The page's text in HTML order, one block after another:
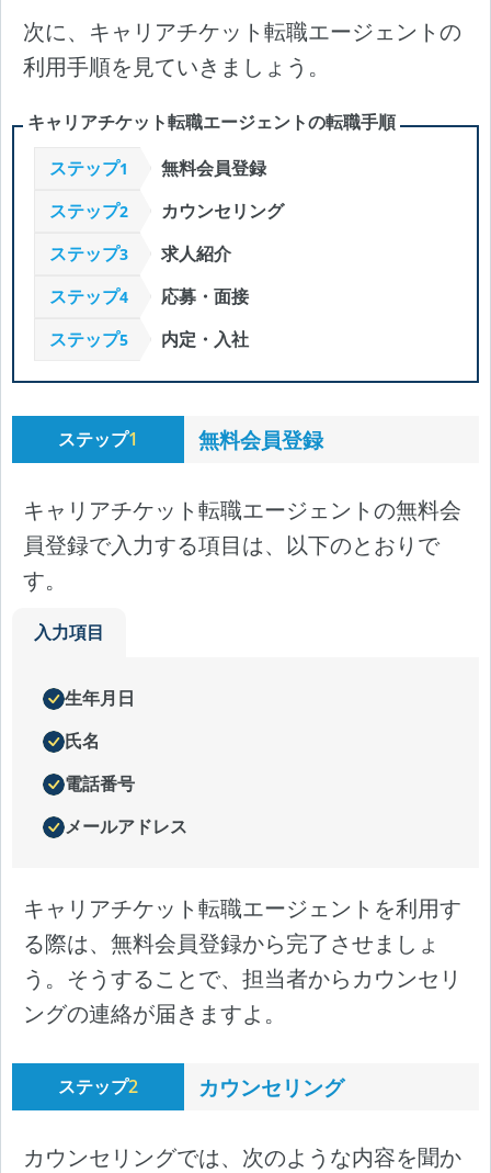
次に、キャリアチケット転職エージェントの
利用手順を見ていきましょう。
キャリアチケット転職エージェントの転職手順
ステップ1
無料会員登録
ステップ2
カウンセリング
ステップ3
求人紹介
ステップ4
応募・面接
ステップ5 内定・入社
ステップ1 無料会員登録
キャリアチケット転職エージェントの無料会
員登録で入力する項目は、以下のとおりで
す。
入力項目
生年月日
氏名
電話番号
メールアドレス
キャリアチケット転職エージェントを利用す
る際は、無料会員登録から完了させましょ
う。そうすることで、担当者からカウンセリ
ングの連絡が届きますよ。
ステップ2 カウンセリング
カウンセリングでは、次のような内容を聞か